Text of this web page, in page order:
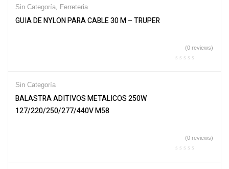
Sin Categoría, Ferreteria
GUIA DE NYLON PARA CABLE 30 M – TRUPER
(0 reviews)
Sin Categoría
BALASTRA ADITIVOS METALICOS 250W
127/220/250/277/440V M58
(0 reviews)